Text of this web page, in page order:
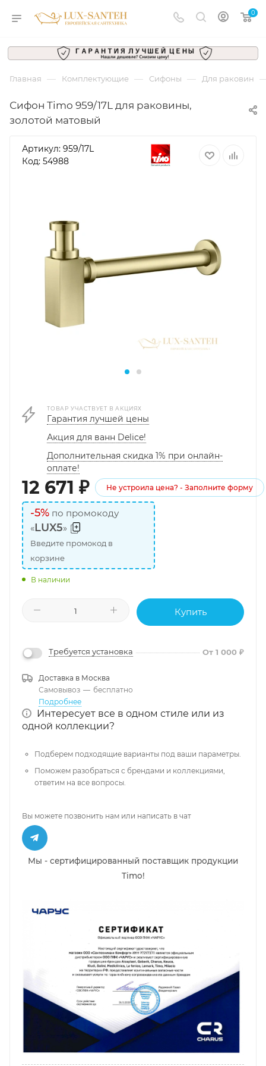
0
Главная — Комплектующие — Сифоны — Для раковин
Сифон Timo 959/17L для раковины,
золотой матовый
Артикул: 959/17L
Код: 54988
ТОВАР УЧАСТВУЕТ В АКЦИЯХ
Гарантия лучшей цены
Акция для ванн Delice!
Дополнительная скидка 1% при онлайн-
оплате!
12 671 ₽ Не устроила цена? - Заполните форму
-5% по промокоду
«LUX5»
Введите промокод в
корзине
В наличии
Купить
Требуется установка От 1 000 ₽
Доставка в Москва
Самовывоз — бесплатно
Подробнее
Интересует все в одном стиле или из
одной коллекции?
Подберем подходящие варианты под ваши параметры.
Поможем разобраться с брендами и коллекциями,
ответим на все вопросы.
Вы можете позвонить нам или написать в чат
Мы - сертифицированный поставщик продукции
Timo!